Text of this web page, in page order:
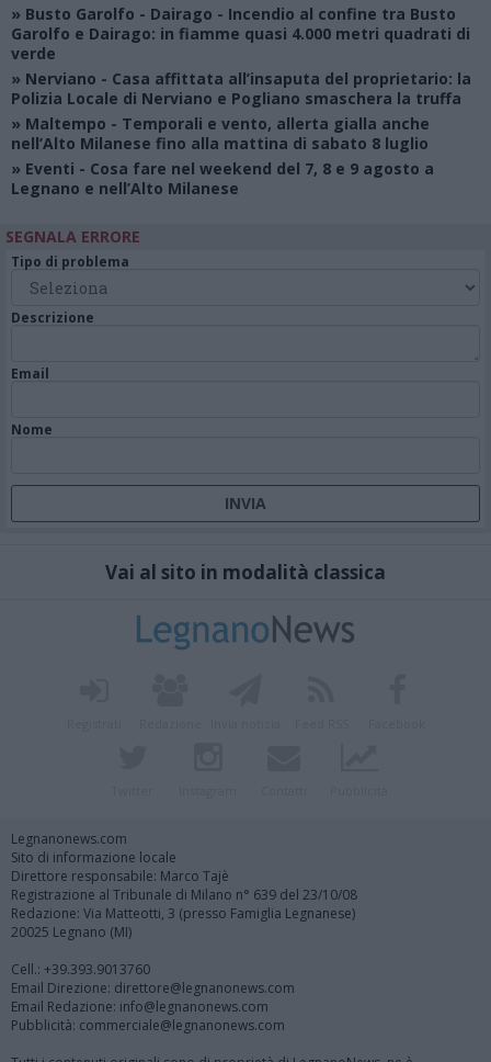
» Busto Garolfo - Dairago - Incendio al confine tra Busto
Garolfo e Dairago: in fiamme quasi 4.000 metri quadrati di
verde
» Nerviano - Casa affittata all’insaputa del proprietario: la
Polizia Locale di Nerviano e Pogliano smaschera la truffa
» Maltempo - Temporali e vento, allerta gialla anche
nell’Alto Milanese fino alla mattina di sabato 8 luglio
» Eventi - Cosa fare nel weekend del 7, 8 e 9 agosto a
Legnano e nell’Alto Milanese
SEGNALA ERRORE
Tipo di problema
Descrizione
Email
Nome
Vai al sito in modalità classica
Legnanonews.com
Sito di informazione locale
Direttore responsabile: Marco Tajè
Registrazione al Tribunale di Milano n° 639 del 23/10/08
Redazione: Via Matteotti, 3 (presso Famiglia Legnanese)
20025 Legnano (MI)
Cell.: +39.393.9013760
Email Direzione: direttore@legnanonews.com
Email Redazione: info@legnanonews.com
Pubblicità: commerciale@legnanonews.com